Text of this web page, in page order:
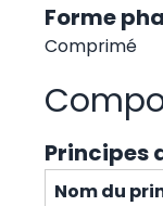
Forme
Comprimé
Principes
Nom du